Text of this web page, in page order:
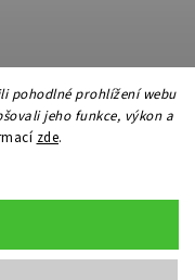
pohodlné prohlížení webu
jeho funkce, výkon a
zde.